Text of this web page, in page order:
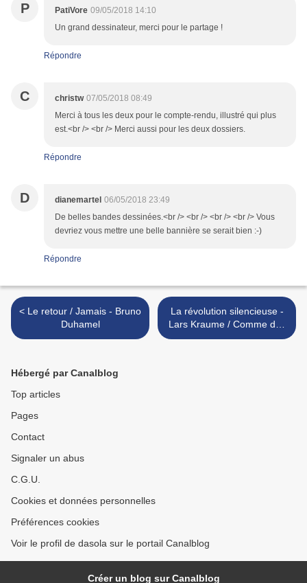
P PatiVore 09/05/2018 14:10
Un grand dessinateur, merci pour le partage !
Répondre
C christw 07/05/2018 08:49
Merci à tous les deux pour le compte-rendu, illustré qui plus
est.<br /> <br /> Merci aussi pour les deux dossiers.
Répondre
D dianemartel 06/05/2018 23:49
De belles bandes dessinées.<br /> <br /> <br /> <br /> Vous
devriez vous mettre une belle bannière se serait bien :-)
Répondre
< Le retour / Jamais - Bruno
Duhamel
La révolution silencieuse -
Lars Kraume / Comme des
garçons - Julien Hallard >
Hébergé par Canalblog
Top articles
Pages
Contact
Signaler un abus
C.G.U.
Cookies et données personnelles
Préférences cookies
Voir le profil de dasola sur le portail Canalblog
Créer un blog sur Canalblog